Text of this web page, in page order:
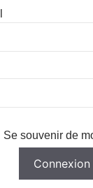
Se souvenir de